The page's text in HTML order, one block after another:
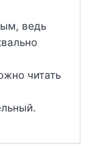
ведь
читать